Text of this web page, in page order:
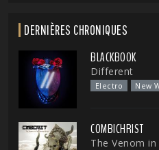
DERNIÈRES CHRONIQUES
BLACKBOOK
Different
Electro New
COMBICHRIST
The Venom